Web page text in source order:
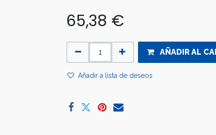
65,38 €
AÑADIR AL
Añadir a lista de deseos